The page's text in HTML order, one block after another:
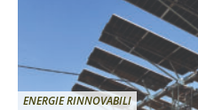
ENERGIE RINNOVABILI